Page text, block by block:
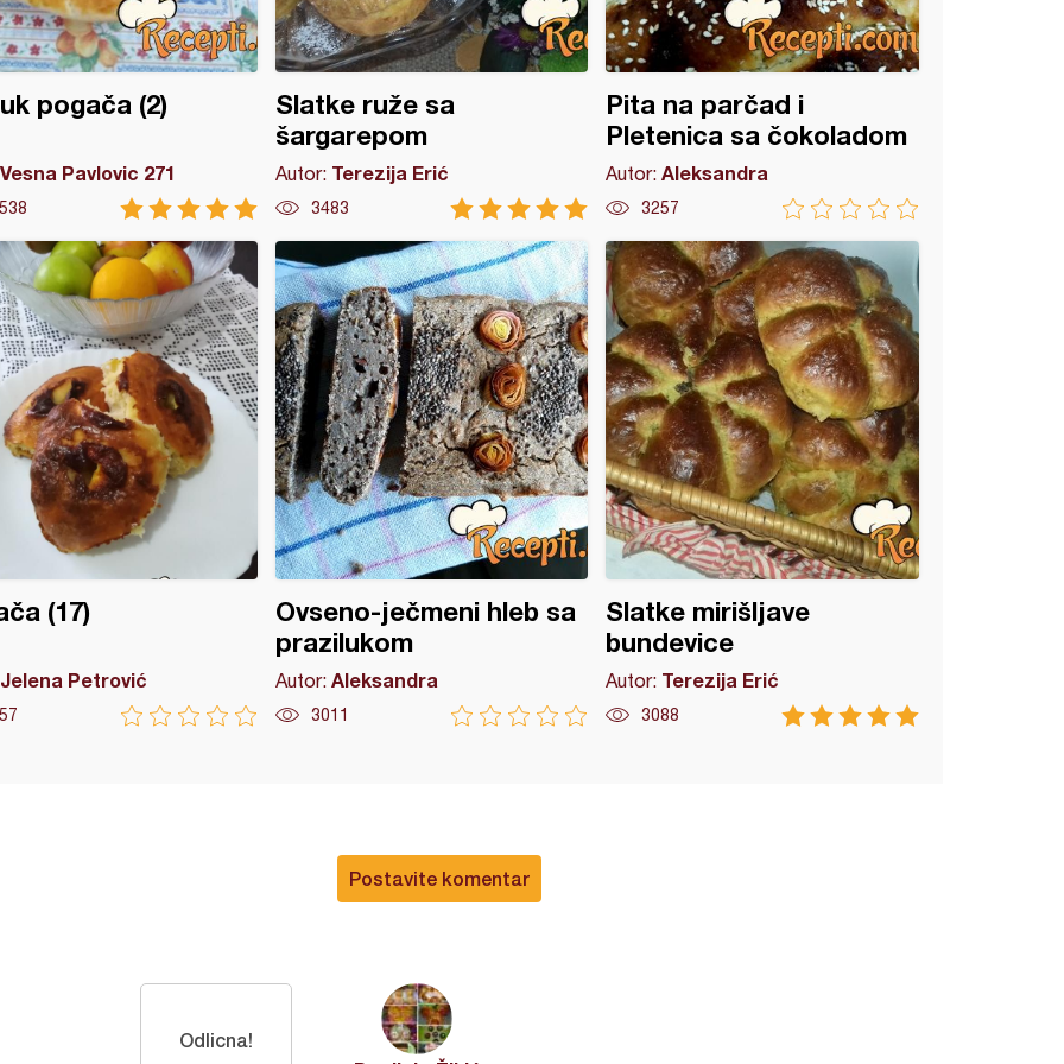
pogača (2)
Vesna Pavlovic 271
Slatke ruže sa
šargarepom
Autor: Terezija Erić
3483
Pita na parčad i
Pletenica sa čokoladom
Autor:Aleksandra
3257
(17)
Jelena Petrović
Ovseno-ječmeni hleb sa
prazilukom
Autor: Aleksandra
3011
Slatke mirišljave
bundevice
Autor: Terezija Erić
3088
Postavite komentar
Odlicna!